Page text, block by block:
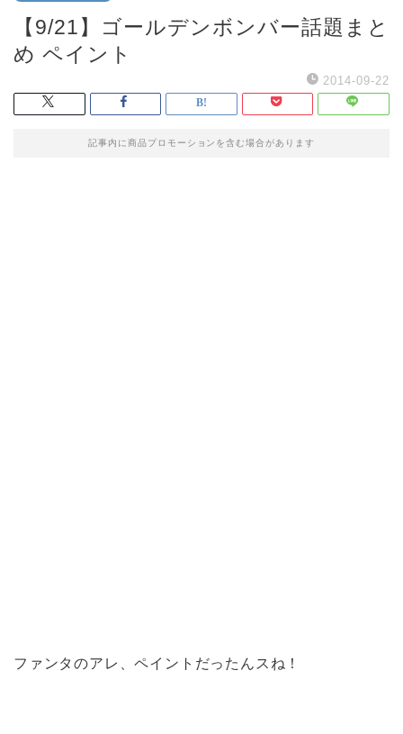
【9/21】ゴールデンボンバー話題まと
め ペイント
2014-09-22
記事内に商品プロモーションを含む場合があります
ファンタのアレ、ペイントだったんスね！